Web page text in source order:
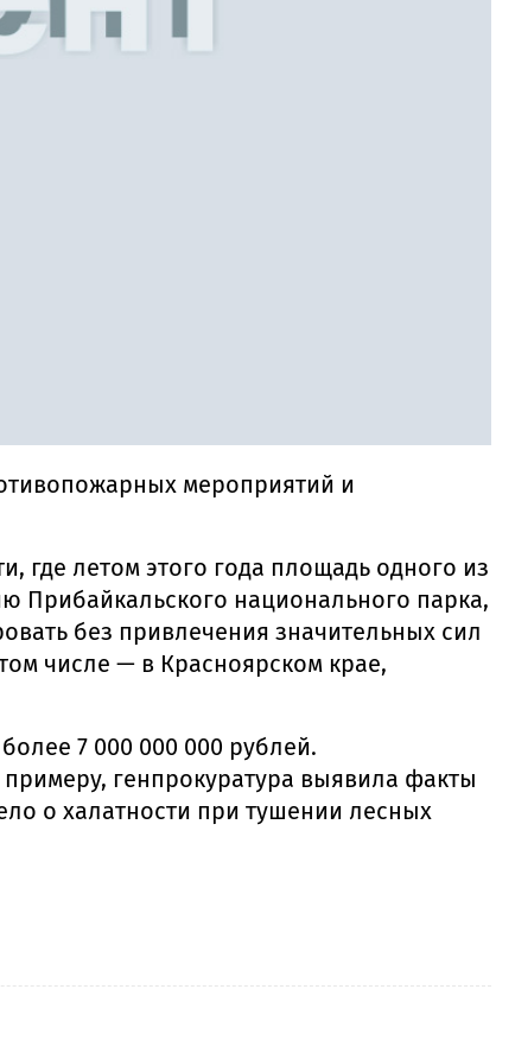
мероприятий и
где летом этого года площадь одного из
Прибайкальского национального парка,
без привлечения значительных сил
числе — в Красноярском крае,
7 000 000 000 рублей.
генпрокуратура выявила факты
о халатности при тушении лесных